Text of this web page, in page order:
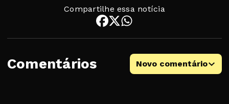
Compartilhe essa notícia
Comentários Novo comentário